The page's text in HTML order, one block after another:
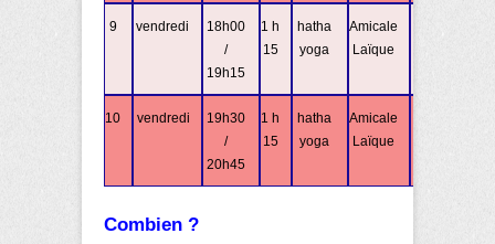
9 vendredi
18h00
/
19h15
1 h
15
hatha
yoga
Amicale
Laïque
10 vendredi
19h30
/
20h45
1 h
15
hatha
yoga
Amicale
Laïque
Combien ?